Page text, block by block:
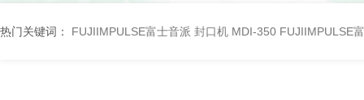
热门关键词： FUJIIMPULSE富士音派 封口机 MDI-350 FUJIIMPULSE